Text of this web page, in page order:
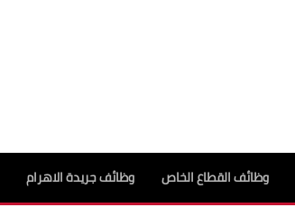
وظائف القطاع الخاص وظائف جريدة الاهرام